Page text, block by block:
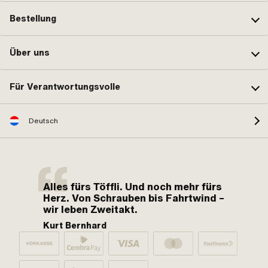
Bestellung
Über uns
Für Verantwortungsvolle
Deutsch
Alles fürs Töffli. Und noch mehr fürs
Herz. Von Schrauben bis Fahrtwind –
wir leben Zweitakt.
Kurt Bernhard